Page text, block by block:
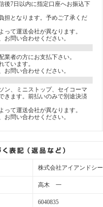
後7日以内に指定口座へお振込下
担となります。予めご了承くだ
って運送会社が異なります。
お問い合わせください。
業者の方にお支払下さい。
ています。
お問い合わせください。
ン、ミニストップ、セイコーマ
きます。前払いのみで別途決済
って運送会社が異なります。
お問い合わせください。
株式会社アイアンドシー
高木 一
6040835